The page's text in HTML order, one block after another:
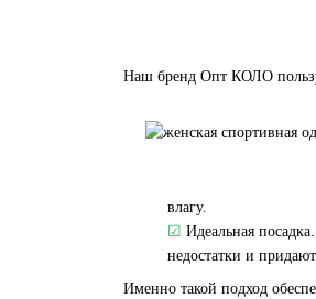
Наш бренд Опт КОЛО
влагу.
☑ Идеальная
недостатки и
Именно такой подход